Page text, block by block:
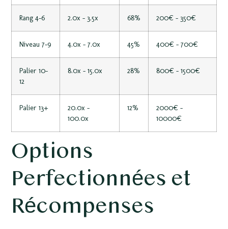
Rang 4-6 2.0x – 3.5x 68% 200€ – 350€
Niveau 7-9 4.0x – 7.0x 45% 400€ – 700€
Palier 10-
12
8.0x – 15.0x 28% 800€ – 1500€
Palier 13+
20.0x –
100.0x
12%
2000€ –
10000€
Options
Perfectionnées et
Récompenses